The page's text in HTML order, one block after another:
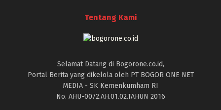
Tentang Kami
Selamat Datang di Bogorone.co.id,
Portal Berita yang dikelola oleh PT BOGOR ONE NET
MEDIA - SK Kemenkumham RI
No. AHU-0072.AH.01.02.TAHUN 2016